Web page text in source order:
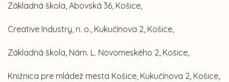
Základná škola, Abovská 36, Košice,
Creative Industry, n. o., Kukučínova 2, Košice,
Základná škola, Nám. L. Novomeského 2, Košice,
Knižnica pre mládež mesta Košice, Kukučínova 2, Košice,